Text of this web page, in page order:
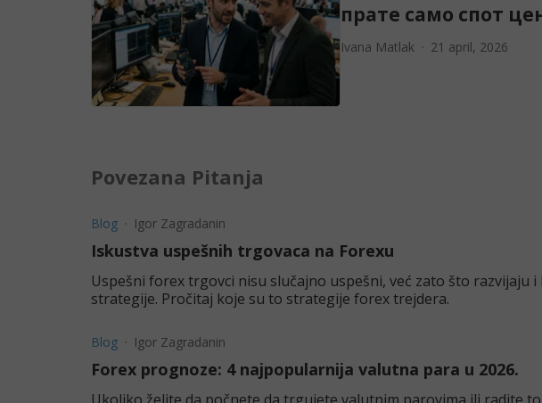
прате само спот
Ivana Matlak 21 april, 2026
Povezana Pitanja
Blog Igor Zagradanin
Iskustva uspešnih trgovaca na Forexu
Uspešni forex trgovci nisu slučajno uspešni, već zato što razvijaju
strategije. Pročitaj koje su to strategije forex trejdera.
Blog Igor Zagradanin
Forex prognoze: 4 najpopularnija valutna para u 2026.